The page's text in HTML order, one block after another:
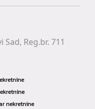
Reg.br. 711
nekretnine